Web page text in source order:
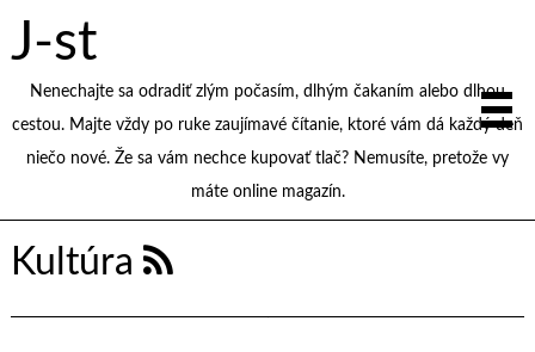
J-st
Nenechajte sa odradiť zlým počasím, dlhým čakaním alebo dlhou
cestou. Majte vždy po ruke zaujímavé čítanie, ktoré vám dá každý deň
niečo nové. Že sa vám nechce kupovať tlač? Nemusíte, pretože vy
máte online magazín.
Kultúra